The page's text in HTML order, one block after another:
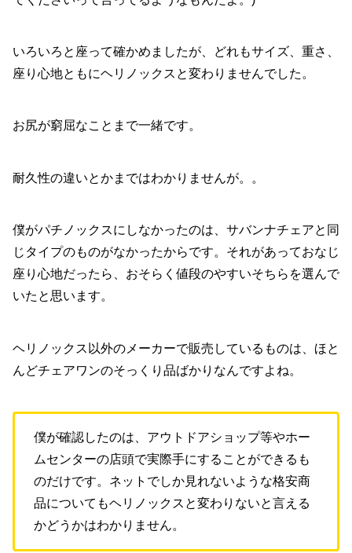
いろいろと座って確かめましたが、どれもサイズ、重さ、
座り心地ともにヘリノックスと変わりませんでした。
お尻が窮屈なことまで一緒です。
耐久性の違いとかまではわかりませんが。。
僕がパチノックスにしなかったのは、サバンナチェアと同
じタイプのものがなかったからです。それがあっておなじ
座り心地だったら、おそらく値段のやすいそちらを選んで
いたと思います。
ヘリノックス以外のメーカーで販売しているものは、ほと
んどチェアワンのそっくり品ばかりなんですよね。
僕が確認したのは、アウトドアショップ等やホー
ムセンターの店頭で実際手にすることができるも
のだけです。ネットでしか見れないような格安商
品についてもヘリノックスと変わりないと言える
かどうかはわかりません。